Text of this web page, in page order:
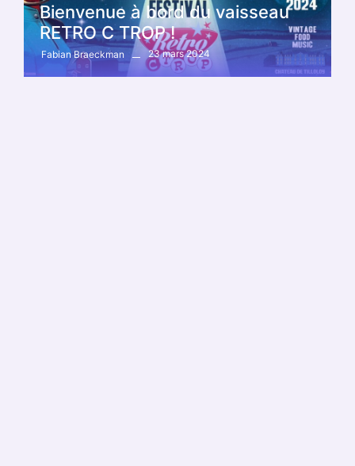
Bienvenue à bord du vaisseau
RETRO C TROP !
Fabian Braeckman 23 mars 2024